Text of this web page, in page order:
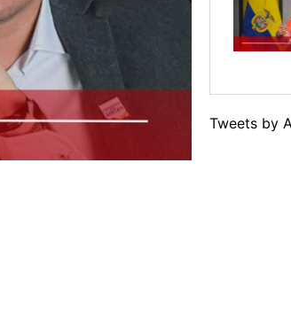
Tweets by